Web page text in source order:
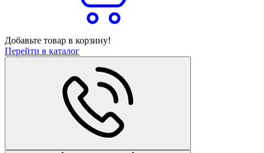
Добавьте товар в корзину!
Перейти в каталог